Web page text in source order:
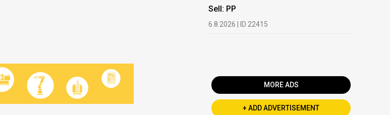
Sell: PP
6.8.2026 | ID 22415
MORE ADS
+ ADD ADVERTISEMENT